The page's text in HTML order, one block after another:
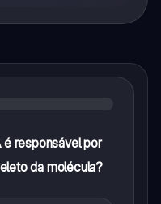
responsável por
da molécula?